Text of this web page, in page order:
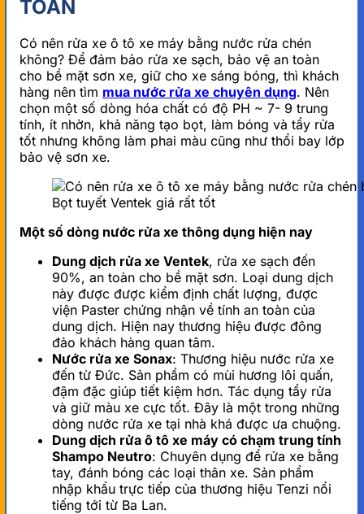
TOÀN
Có nên rửa xe ô tô xe máy bằng nước rửa chén
không? Để đảm bảo rửa xe sạch, bảo vệ an toàn
cho bề mặt sơn xe, giữ cho xe sáng bóng, thì khách
hàng nên tìm mua nước rửa xe chuyên dụng. Nên
chọn một số dòng hóa chất có độ PH ~ 7- 9 trung
tính, ít nhờn, khả năng tạo bọt, làm bóng và tẩy rửa
tốt nhưng không làm phai màu cũng như thổi bay lớp
bảo vệ sơn xe.
Bọt tuyết Ventek giá rất tốt
Một số dòng nước rửa xe thông dụng hiện nay
Dung dịch rửa xe Ventek, rửa xe sạch đến
90%, an toàn cho bề mặt sơn. Loại dung dịch
này được được kiểm định chất lượng, được
viện Paster chứng nhận về tính an toàn của
dung dịch. Hiện nay thương hiệu được đông
đảo khách hàng quan tâm.
Nước rửa xe Sonax: Thương hiệu nước rửa xe
đến từ Đức. Sản phẩm có mùi hương lôi quấn,
đậm đặc giúp tiết kiệm hơn. Tác dụng tẩy rửa
và giữ màu xe cực tốt. Đây là một trong những
dòng nước rửa xe tại nhà khá được ưa chuộng.
Dung dịch rửa ô tô xe máy có chạm trung tính
Shampo Neutro: Chuyên dụng để rửa xe bằng
tay, đánh bóng các loại thân xe. Sản phẩm
nhập khẩu trực tiếp của thương hiệu Tenzi nổi
tiếng tới từ Ba Lan.